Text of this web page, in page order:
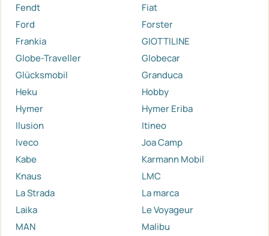
Fendt
Fiat
Ford
Forster
Frankia
GIOTTILINE
Globe-Traveller
Globecar
Glücksmobil
Granduca
Heku
Hobby
Hymer
Hymer Eriba
Ilusion
Itineo
Iveco
Joa Camp
Kabe
Karmann Mobil
Knaus
LMC
La Strada
La marca
Laika
Le Voyageur
MAN
Malibu